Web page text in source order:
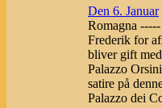
Den 6. Januar
Romagna
Frederik for
bliver gift
Palazzo
satire på
Palazzo dei